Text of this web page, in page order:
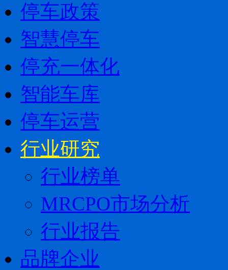
停车政策
智慧停车
停充一体化
智能车库
停车运营
行业研究
行业榜单
MRCPO市场分析
行业报告
品牌企业